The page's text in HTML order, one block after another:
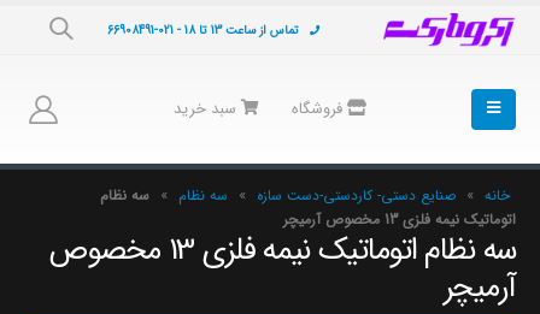
تماس از ساعت 13 تا 18 - 021-66908491
فروشگاه سبد خرید
خانه » صنایع دستی- کاردستی-دست سازه » سه نظام » سه نظام
اتوماتیک نیمه فلزی 13 مخصوص آرمیچر
سه نظام اتوماتیک نیمه فلزی 13 مخصوص
آرمیچر